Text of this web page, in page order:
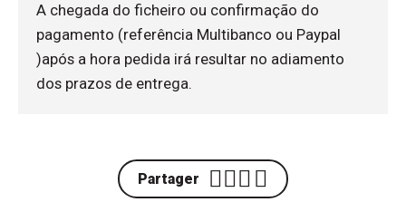
A chegada do ficheiro ou confirmação do
pagamento (referência Multibanco ou Paypal
)após a hora pedida irá resultar no adiamento
dos prazos de entrega.
Partager